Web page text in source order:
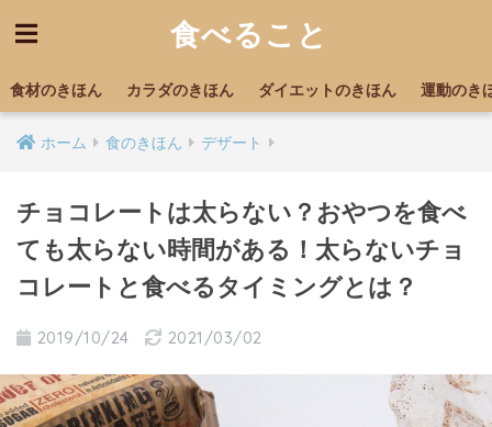
食べること
食材のきほん カラダのきほん ダイエットのきほん 運動のき
ホーム 食のきほん デザート
チョコレートは太らない？おやつを食べ
ても太らない時間がある！太らないチョ
コレートと食べるタイミングとは？
2019/10/24 2021/03/02